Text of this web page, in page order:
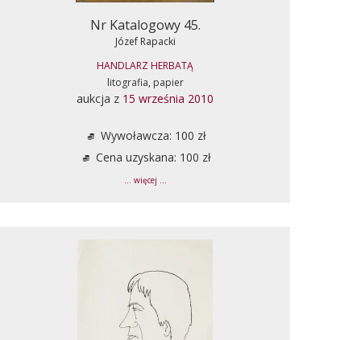
Nr Katalogowy 45.
Józef Rapacki
HANDLARZ HERBATĄ
litografia, papier
aukcja z 15 września 2010
Wywoławcza: 100 zł
Cena uzyskana: 100 zł
... więcej ...